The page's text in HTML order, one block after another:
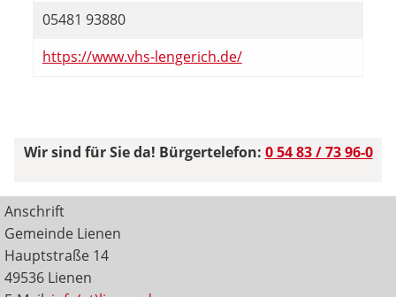
05481 93880
https://www.vhs-lengerich.de/
Wir sind für Sie da! Bürgertelefon: 0 54 83 / 73 96-0
Anschrift
Gemeinde Lienen
Hauptstraße 14
49536 Lienen